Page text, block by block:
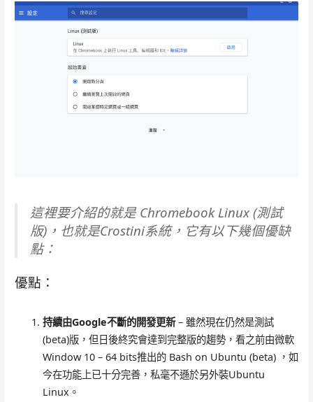
這裡要介紹的就是 Chromebook Linux (測試
版)，也就是Crostini系統，它有以下幾個優缺
點：
優點：
持續由Google不斷的開發更新– 雖然現在仍然是測試
(beta)版，但日後終究會達到完整版的趨勢，看之前由微軟
Window 10 – 64 bits推出的 Bash on Ubuntu (beta) ，如
今在功能上已十分完善，私毫不遜於另外裝Ubuntu
Linux。